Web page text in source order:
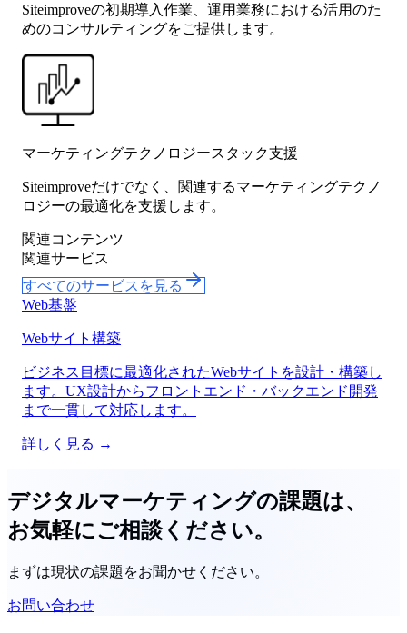
Siteimproveの初期導入作業、運用業務における活用のた
めのコンサルティングをご提供します。
マーケティングテクノロジースタック支援
Siteimproveだけでなく、関連するマーケティングテクノ
ロジーの最適化を支援します。
関連コンテンツ
関連サービス
すべてのサービスを見る
Web基盤
Webサイト構築
ビジネス目標に最適化されたWebサイトを設計・構築し
ます。UX設計からフロントエンド・バックエンド開発
まで一貫して対応します。
詳しく見る →
デジタルマーケティングの課題は、
お気軽にご相談ください。
まずは現状の課題をお聞かせください。
お問い合わせ